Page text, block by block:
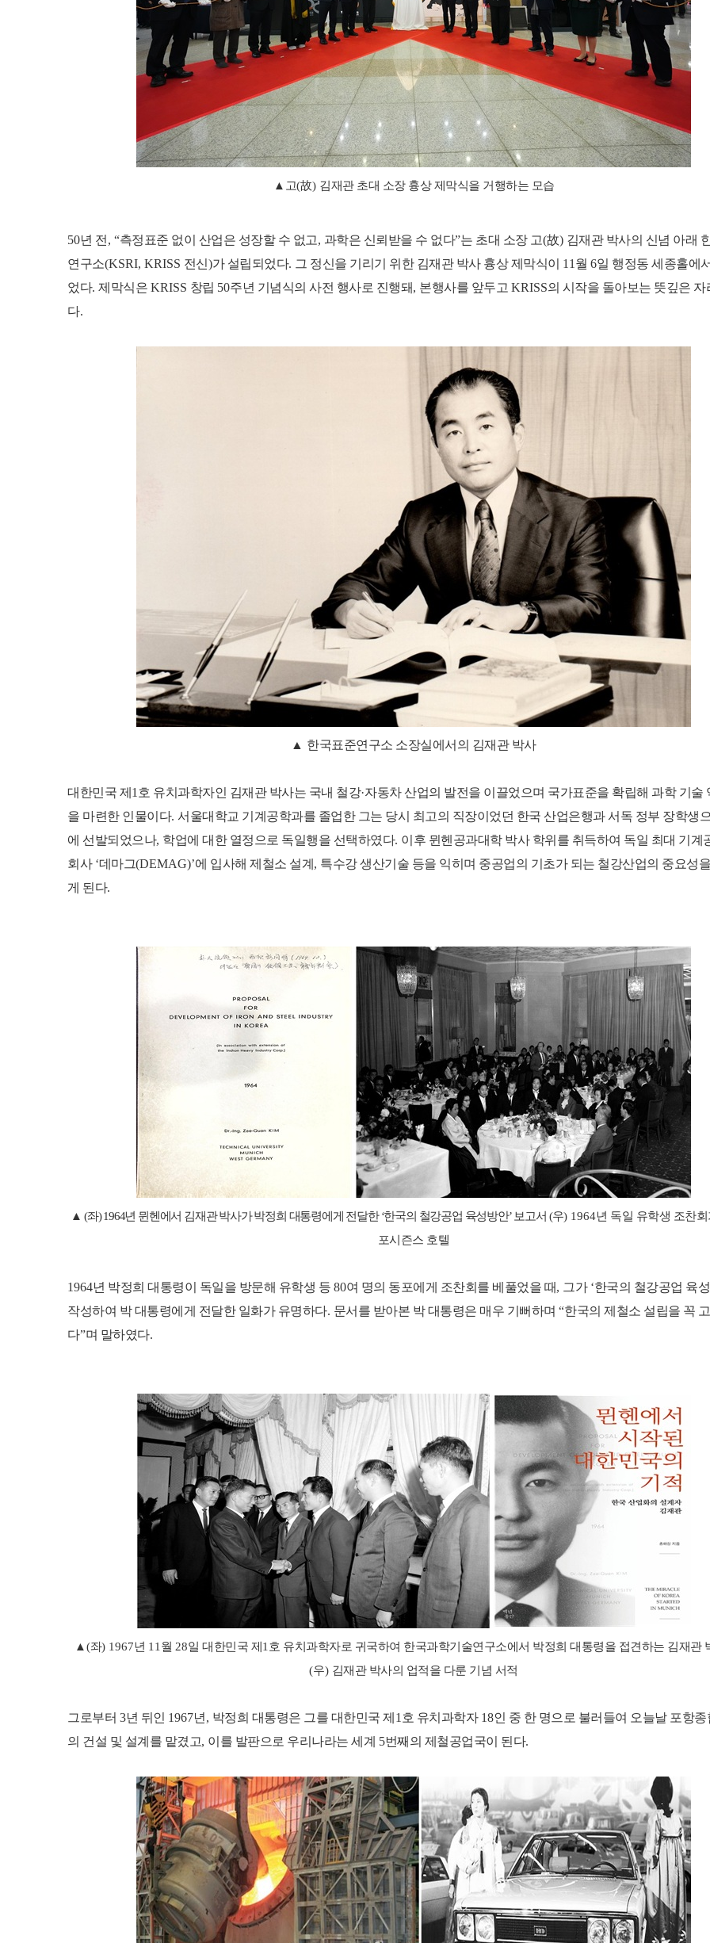
▲ 고(故) 김재관 초대 소장 흉상 제막식을 거행하는 모습
50년 전 , “측정표준 없이 산업은 성장할 수 없고, 과학은 신뢰받을 수 없다”는 초대 소장 고(故) 김재관 박사의 신념 아래
연구소(KSRI, KRISS 전신)가 설립되었다. 그 정신을 기리기 위한 김재관 박사 흉상 제막식이 11 월 6일 행정동 세종홀에
었다. 제막식은 KRISS 창립 50주년 기념식의 사전 행사로 진행돼, 본행사를 앞두고 KRISS의 시작을 돌아보는 뜻깊은 자
다.
▲ 한국표준연구소 소장실에서의 김재관 박사
대한민국 제 1 호 유치과학자인 김재관 박사는 국내 철강·자동차 산업의 발전을 이끌었으며 국가표준을 확립해 과학 기술
을 마련한 인물이다. 서울대학교 기계공학과를 졸업한 그는 당시 최고의 직장이었던 한국 산업은행과 서독 정부 장학생
에 선발되었으나, 학업에 대한 열정으로 독일행을 선택하였다. 이후 뮌헨공과대학 박사 학위를 취득하여 독일 최대 기계
회사 ‘데마그(DEMAG)’에 입사해 제철소 설계 , 특수강 생산기술 등을 익히며 중공업의 기초가 되는 철강산업의 중요성
게 된다.
▲ (좌) 1964년 뮌헨에서 김재관 박사가 박정희 대통령에게 전달한‘한국의 철강공업 육성방안’ 보고서 (우) 1964년 독일 유학생 조찬회
포시즌스 호텔
1964년 박정희 대통령이 독일을 방문해 유학생 등 80여 명의 동포에게 조찬회를 베풀었을 때, 그가 ‘한국의 철강공업 육
작성하여 박 대통령에게 전달한 일화가 유명하다. 문서를 받아본 박 대통령은 매우 기뻐하며 “한국의 제철소 설립을 꼭
다”며 말하였다.
▲ (좌) 1967년 11 월 28일 대한민국 제 1 호 유치과학자로 귀국하여 한국과학기술연구소에서 박정희 대통령을 접견하는 김재관
(우) 김재관 박사의 업적을 다룬 기념 서적
그로부터 3년 뒤인 1967년 , 박정희 대통령은 그를 대한민국 제 1 호 유치과학자 18인 중 한 명으로 불러들여 오늘날 포항종
의 건설 및 설계를 맡겼고, 이를 발판으로 우리나라는 세계 5번째의 제철공업국이 된다.